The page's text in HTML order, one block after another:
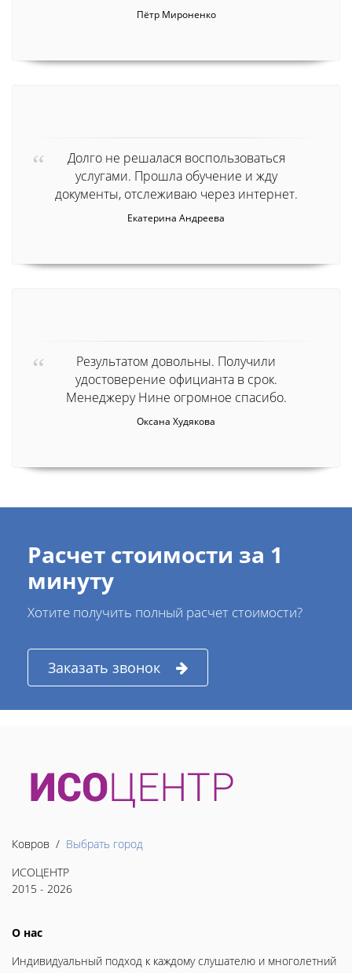
Пётр Мироненко
Долго не решалася воспользоваться
услугами. Прошла обучение и жду
документы, отслеживаю через интернет.
Екатерина Андреева
Результатом довольны. Получили
удостоверение официанта в срок.
Менеджеру Нине огромное спасибо.
Оксана Худякова
Расчет стоимости за 1
минуту
Хотите получить полный расчет стоимости?
Заказать звонок
Ковров / Выбрать город
ИСОЦЕНТР
2015 - 2026
О нас
Индивидуальный подход к каждому слушателю и многолетний